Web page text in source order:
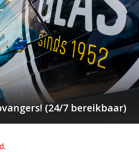
(24/7 bereikbaar)
.